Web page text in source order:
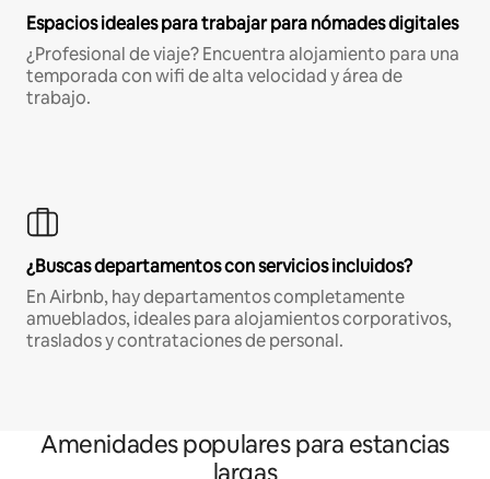
Espacios ideales para trabajar para nómades digitales
¿Profesional de viaje? Encuentra alojamiento para una
temporada con wifi de alta velocidad y área de
trabajo.
¿Buscas departamentos con servicios incluidos?
En Airbnb, hay departamentos completamente
amueblados, ideales para alojamientos corporativos,
traslados y contrataciones de personal.
Amenidades populares para estancias